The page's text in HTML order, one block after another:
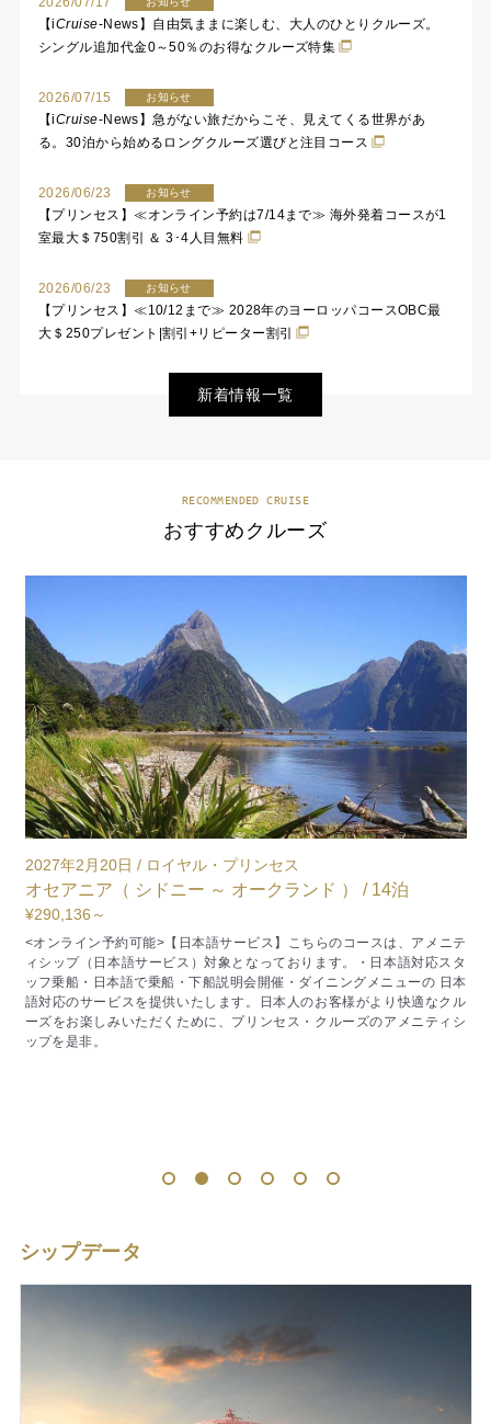
【iCruise-News】自由気ままに楽しむ、大人のひとりクルーズ。
シングル追加代金0～50％のお得なクルーズ特集
2026/07/15 お知らせ
【iCruise-News】急がない旅だからこそ、見えてくる世界があ
る。30泊から始めるロングクルーズ選びと注目コース
2026/06/23 お知らせ
【プリンセス】≪オンライン予約は7/14まで≫ 海外発着コースが1
室最大＄750割引 ＆ 3･4人目無料
2026/06/23 お知らせ
【プリンセス】≪10/12まで≫ 2028年のヨーロッパコースOBC最
大＄250プレゼント|割引+リピーター割引
新着情報一覧
RECOMMENDED CRUISE
おすすめクルーズ
2027年5月9日 / スター・プリンセス
アラスカ（ シアトル／ワシントン州 発着 ） / 7泊
お問合せフォームください
<オンライン予約可>
エレガントな新造船スター・プリンセスでシアトルを後にし、森と水の
香りに包まれるケチカンからアラスカらしい原風景に触れ、切り立つ峡
湾を抜けて迫力あるドーズ氷河を間近に望み、ジュノーやスキャグウェ
イでは歴史と大自然のドラマに出会い、旅の締めくくりにはビクトリア
の優雅な街並みが迎えてくれる、プリンセスが最も得意とするアラスカ
1 2 3 4 5 6
シップデータ